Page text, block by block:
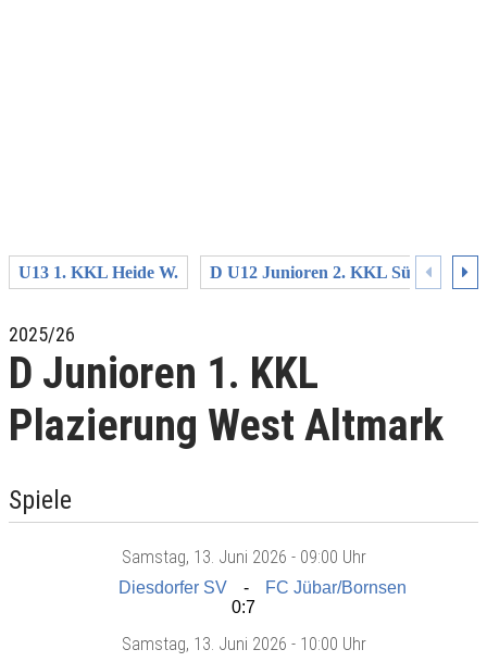
U13 1. KKL Heide W. D U12 Junioren 2. KKL Süd/Ost HR
2025/26
D Junioren 1. KKL
Plazierung West Altmark
Spiele
Samstag, 13. Juni 2026 - 09:00 Uhr
Diesdorfer SV
FC Jübar/Bornsen
0:7
Samstag, 13. Juni 2026 - 10:00 Uhr